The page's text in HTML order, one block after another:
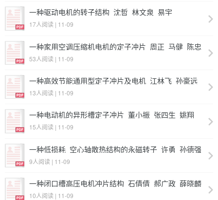
一种驱动电机的转子结构_沈哲_林文泉_易宇
17人阅读 | 11-09
一种家用空调压缩机电机的定子冲片_周正_马健_陈忠
_许百宏_佟德_王森
53人阅读 | 11-09
一种高效节能通用型定子冲片及电机_江林飞_孙豪远_
汪旭亮
13人阅读 | 11-09
一种电动机的异形槽定子冲片_董小振_张四生_姚翔
15人阅读 | 11-09
一种低损耗_空心轴散热结构的永磁转子_许勇_孙德强
_倪伟_吴楠_张江涛
9人阅读 | 11-09
一种闭口槽高压电机冲片结构_石倩倩_郝广政_薛晓麟
_张艳_王志强_邱岳
10人阅读 | 11-09